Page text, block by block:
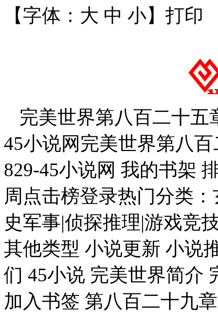
【字体： 大 中 小】 打印
完美世界第八百二十五
45小说网完美世界第八
829-45小说网 我的书架
周点击榜登录热门分类
史军事|侦探推理|游戏竞
其他类型 小说更新 小说
们 45小说 完美世界简介
加入书签 第八百二十九